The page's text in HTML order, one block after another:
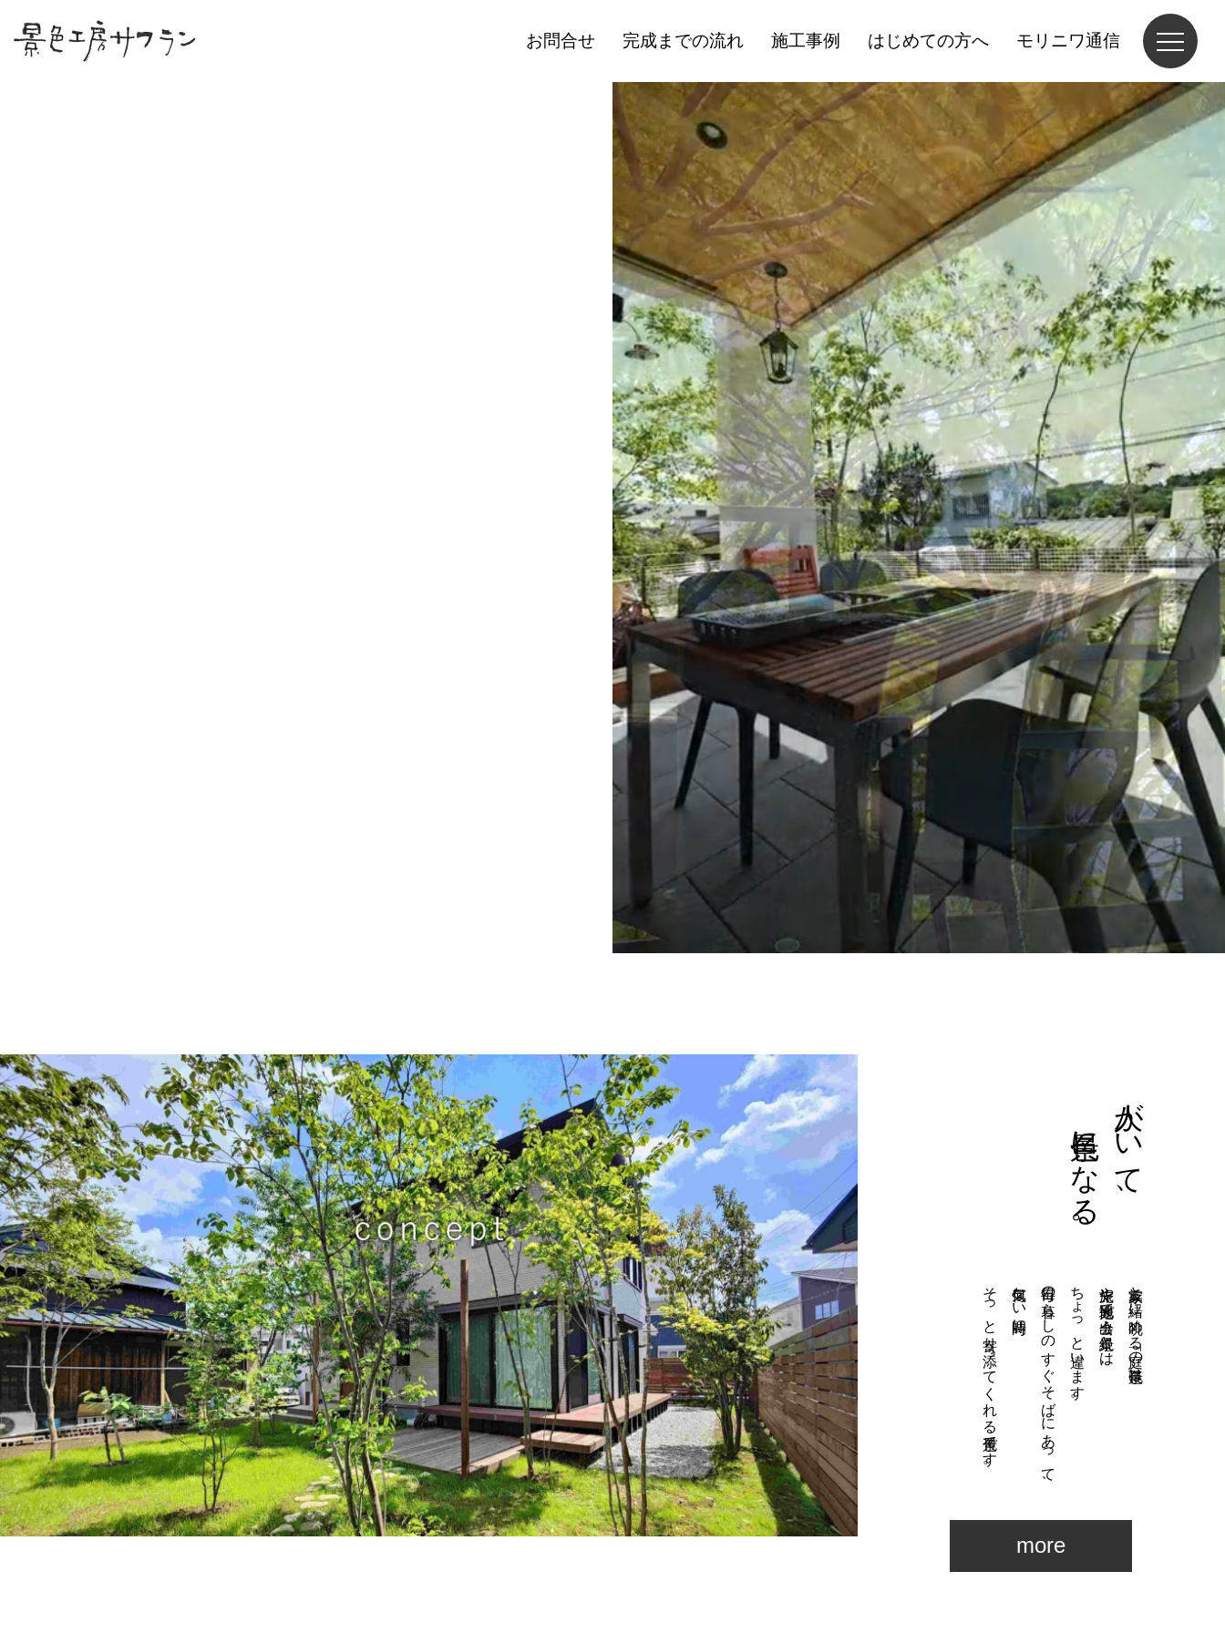
お問合せ 完成までの流れ 施工事例 はじめての方へ モリニワ通信
人がいて、
景色になる。
家族と一緒に眺める「庭の景色」は、
旅先や観光地で出会う絶景とは、
ちょっと違います。
毎日の暮らしのすぐそばにあって、
何気ない時間に、
そっと寄り添ってくれる景色です。
more